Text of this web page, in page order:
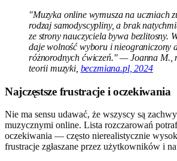
"Muzyka online wymusza na uczniach
rodzaj samodyscypliny, a brak
ze strony nauczyciela bywa bezlitosny.
daje wolność wyboru i nieograniczony
różnorodnych ćwiczeń." — Joanna M.,
teorii muzyki, beczmiana.pl, 2024
Najczęstsze frustracje i oczekiwania
Nie ma sensu udawać, że wszyscy są
muzycznymi online. Lista rozczarowań
oczekiwania — często nierealistycznie
frustracje zgłaszane przez użytkowników i